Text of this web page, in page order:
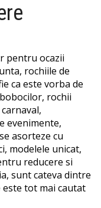
pentru ocazii
rochiile de
ca este vorba de
rochii
evenimente,
asorteze cu
modelele unicat,
reducere si
sunt cateva dintre
tot mai cautat